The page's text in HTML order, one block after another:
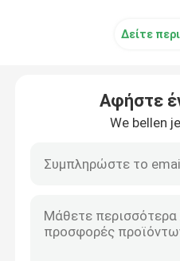
Σπίτι
Δείτε
Αφήστε
We bellen